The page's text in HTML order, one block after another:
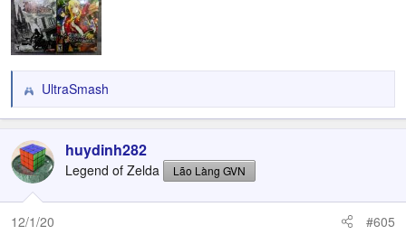
R
e
c
t
i
o
n
UltraSmash
huydinh282
Legend of Zelda Lão Làng GVN
12/1/20 #605